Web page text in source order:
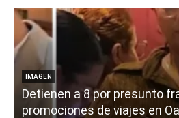
IMAGEN
Detienen a 8 por presunto
promociones de viajes en